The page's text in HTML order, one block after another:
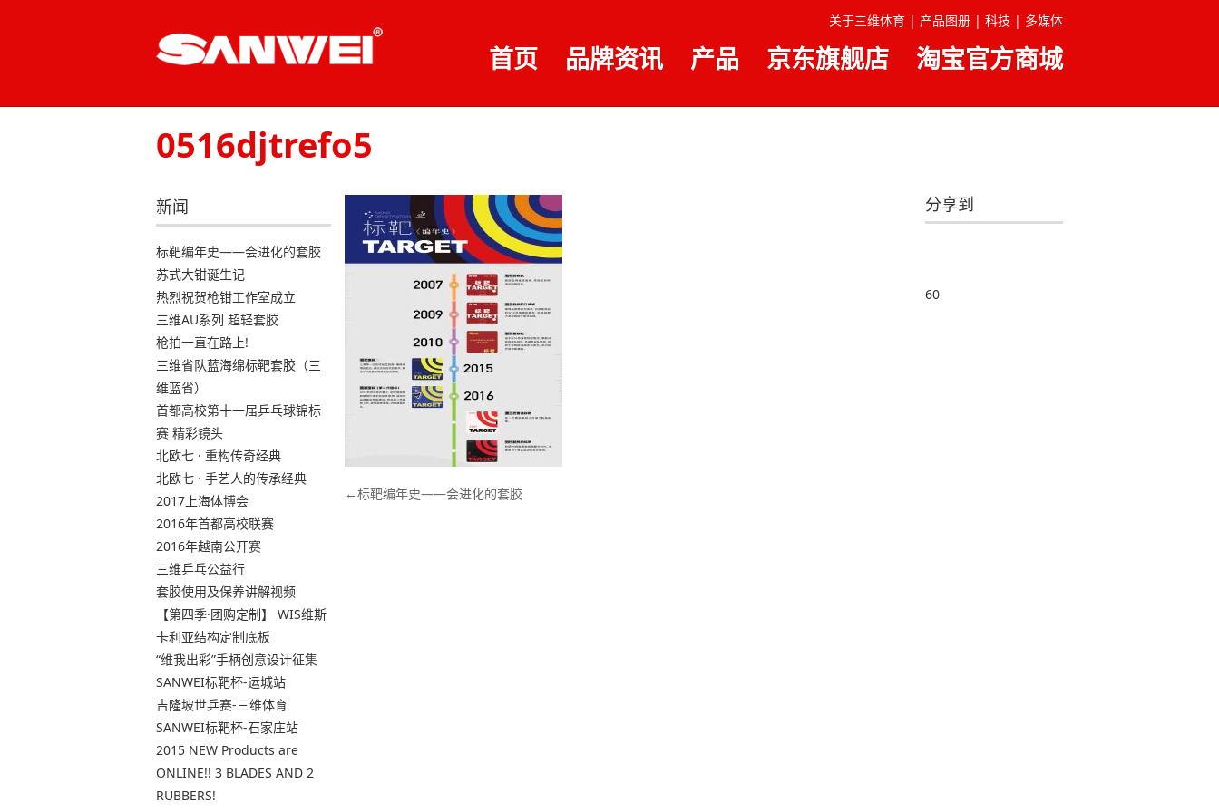
关于三维体育 | 产品图册 | 科技 | 多媒体
首页 品牌资讯 产品 京东旗舰店 淘宝官方商城
0516djtrefo5
文标靶编年史——会进化的套胶
新闻
标靶编年史——会进化的套胶
苏式大钳诞生记
热烈祝贺枪钳工作室成立
三维AU系列 超轻套胶
枪拍一直在路上!
三维省队蓝海绵标靶套胶（三
维蓝省）
首都高校第十一届乒乓球锦标
赛 精彩镜头
北欧七 · 重构传奇经典
北欧七 · 手艺人的传承经典
2017上海体博会
2016年首都高校联赛
2016年越南公开赛
三维乒乓公益行
套胶使用及保养讲解视频
【第四季·团购定制】 WIS维斯
卡利亚结构定制底板
“维我出彩”手柄创意设计征集
SANWEI标靶杯-运城站
吉隆坡世乒赛-三维体育
SANWEI标靶杯-石家庄站
2015 NEW Products are
ONLINE!! 3 BLADES AND 2
RUBBERS!
分享到
60